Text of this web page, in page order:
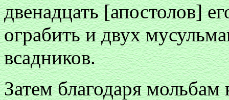
двенадцать [апостолов]
ограбить и двух
всадников.
Затем благодаря